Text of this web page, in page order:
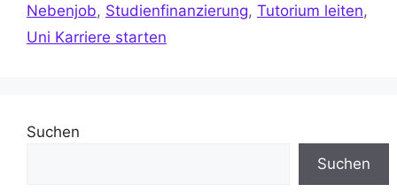
Nebenjob, Studienfinanzierung, Tutorium leiten,
Uni Karriere starten
Suchen
Suchen